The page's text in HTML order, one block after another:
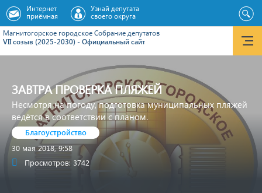
Магнитогорское городское Cобрание депутатов
VII созыв (2025-2030) - Официальный сайт
Интернет
приёмная
Узнай депутата
своего округа
ЗАВТРА ПРОВЕРКА ПЛЯЖЕЙ
Несмотря на погоду, подготовка муниципальных пляжей
ведётся в соответствии с планом.
Благоустройство
30 мая 2018, 9:58
Просмотров: 3742